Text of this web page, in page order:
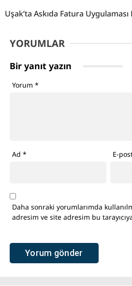
Uşak’ta Askıda Fatura Uygulaması
YORUMLAR
Bir yanıt yazın
Yorum *
Ad * E-
Daha sonraki yorumlarımda
adresim ve site adresim bu